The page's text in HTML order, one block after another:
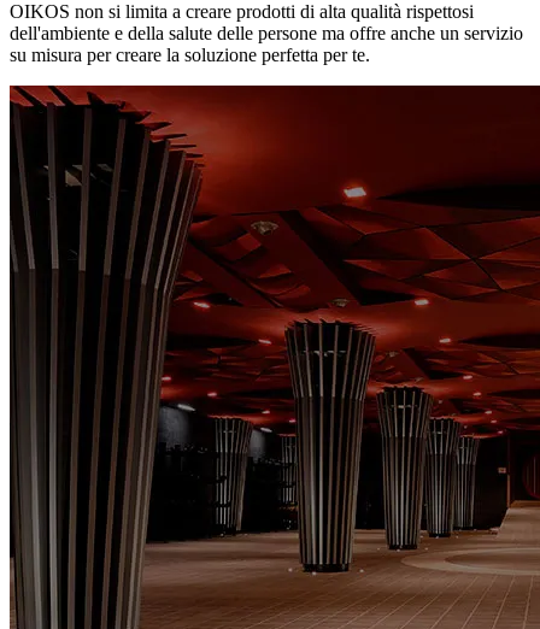
OIKOS non si limita a creare prodotti di alta qualità rispettosi
dell'ambiente e della salute delle persone ma offre anche un servizio
su misura per creare la soluzione perfetta per te.